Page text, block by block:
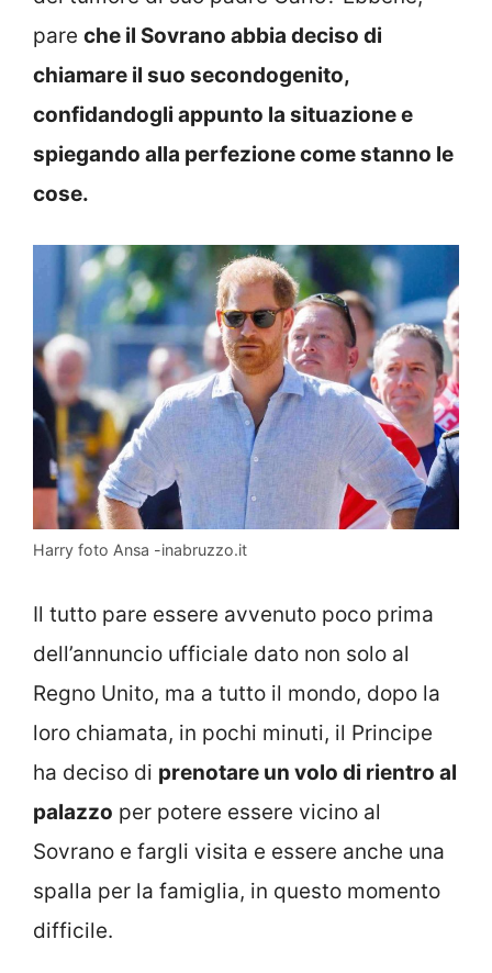
pare che il Sovrano abbia deciso di
chiamare il suo secondogenito,
confidandogli appunto la situazione e
spiegando alla perfezione come stanno le
cose.
Harry foto Ansa -inabruzzo.it
Il tutto pare essere avvenuto poco prima
dell’annuncio ufficiale dato non solo al
Regno Unito, ma a tutto il mondo, dopo la
loro chiamata, in pochi minuti, il Principe
ha deciso di prenotare un volo di rientro al
palazzo per potere essere vicino al
Sovrano e fargli visita e essere anche una
spalla per la famiglia, in questo momento
difficile.